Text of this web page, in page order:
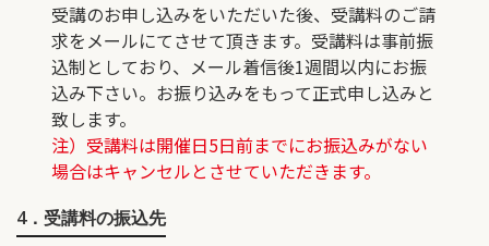
受講のお申し込みをいただいた後、受講料のご請
求をメールにてさせて頂きます。受講料は事前振
込制としており、メール着信後1週間以内にお振
込み下さい。お振り込みをもって正式申し込みと
致します。
注）受講料は開催日5日前までにお振込みがない
場合はキャンセルとさせていただきます。
4．受講料の振込先